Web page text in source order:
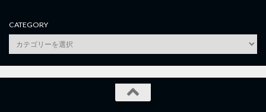
CATEGORY
category